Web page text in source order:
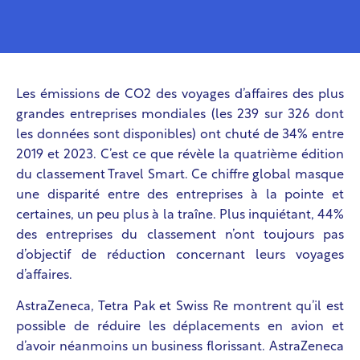
Les émissions de CO2 des voyages d’affaires des plus
grandes entreprises mondiales (les 239 sur 326 dont
les données sont disponibles) ont chuté de 34% entre
2019 et 2023. C’est ce que révèle la quatrième édition
du classement Travel Smart. Ce chiffre global masque
une disparité entre des entreprises à la pointe et
certaines, un peu plus à la traîne. Plus inquiétant, 44%
des entreprises du classement n’ont toujours pas
d’objectif de réduction concernant leurs voyages
d’affaires.
AstraZeneca, Tetra Pak et Swiss Re montrent qu’il est
possible de réduire les déplacements en avion et
d’avoir néanmoins un business florissant. AstraZeneca